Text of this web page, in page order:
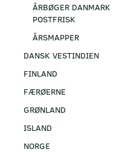
ÅRBØGER DANMARK
POSTFRISK
ÅRSMAPPER
DANSK VESTINDIEN
FINLAND
FÆRØERNE
GRØNLAND
ISLAND
NORGE